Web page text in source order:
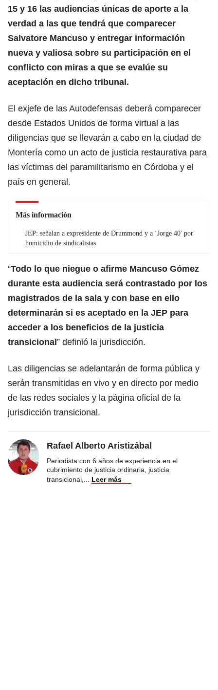
15 y 16 las audiencias únicas de aporte a la
verdad a las que tendrá que comparecer
Salvatore Mancuso y entregar información
nueva y valiosa sobre su participación en el
conflicto con miras a que se evalúe su
aceptación en dicho tribunal.
El exjefe de las Autodefensas deberá comparecer
desde Estados Unidos de forma virtual a las
diligencias que se llevarán a cabo en la ciudad de
Montería como un acto de justicia restaurativa para
las víctimas del paramilitarismo en Córdoba y el
país en general.
Más información
JEP: señalan a expresidente de Drummond y a ‘Jorge 40′ por
homicidio de sindicalistas
“Todo lo que niegue o afirme Mancuso Gómez
durante esta audiencia será contrastado por los
magistrados de la sala y con base en ello
determinarán si es aceptado en la JEP para
acceder a los beneficios de la justicia
transicional” definió la jurisdicción.
Las diligencias se adelantarán de forma pública y
serán transmitidas en vivo y en directo por medio
de las redes sociales y la página oficial de la
jurisdicción transicional.
Rafael Alberto Aristizábal
Periodista con 6 años de experiencia en el
cubrimiento de justicia ordinaria, justicia
transicional,
Leer más